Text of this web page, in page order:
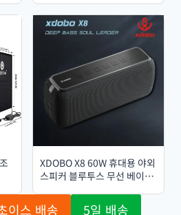
)
드 13 카플레이 AI 박스 (무선
카플레이, 안드로이드 오토,
와이파이, 넷플릭스, 유튜브
XDOBO X8 60W 휴대용 야외
스피커 블루투스 무선 베이스
TWS 기능 TF/AUX 지원
이스 배송
5일 배송